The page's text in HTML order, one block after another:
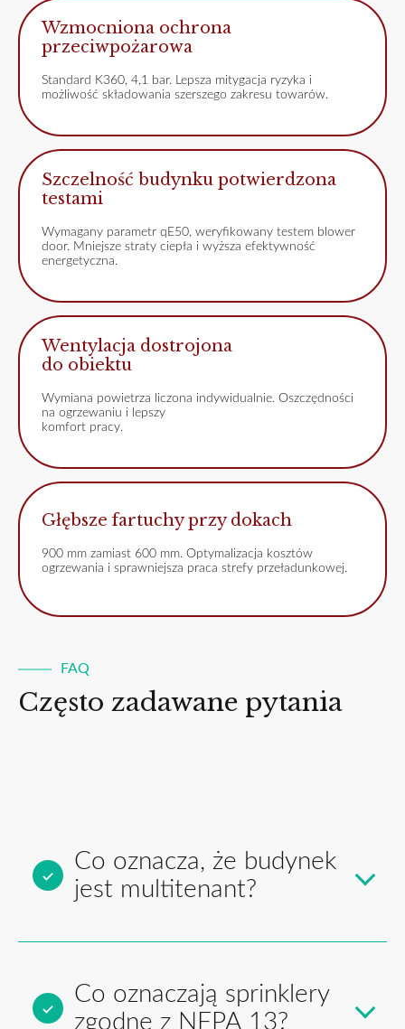
Wzmocniona ochrona
przeciwpożarowa
Standard K360, 4,1 bar. Lepsza mitygacja ryzyka i
możliwość składowania szerszego zakresu towarów.
Szczelność budynku potwierdzona
testami
Wymagany parametr qE50, weryfikowany testem blower
door. Mniejsze straty ciepła i wyższa efektywność
energetyczna.
Wentylacja dostrojona
do obiektu
Wymiana powietrza liczona indywidualnie. Oszczędności
na ogrzewaniu i lepszy
komfort pracy.
Głębsze fartuchy przy dokach
900 mm zamiast 600 mm. Optymalizacja kosztów
ogrzewania i sprawniejsza praca strefy przeładunkowej.
FAQ
Często zadawane pytania
Co oznacza, że budynek
jest multitenant?
Co oznaczają sprinklery
zgodne z NFPA 13?